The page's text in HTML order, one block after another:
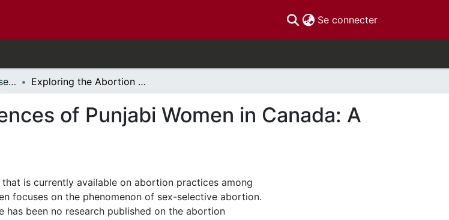
Se connecter(current)
- Thèses, 2011 - // Theses, 2011 - Exploring the Abortion Experiences of Punjabi Women in Canada: A Qualitative Study
of Punjabi Women in Canada: A
that is currently available on abortion practices among
focuses on the phenomenon of sex-selective abortion.
has been no research published on the abortion